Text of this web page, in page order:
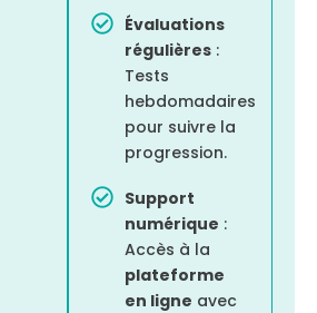
Évaluations
régulières :
Tests
hebdomadaires
pour suivre la
progression.
Support
numérique :
Accès à la
plateforme
en ligne avec